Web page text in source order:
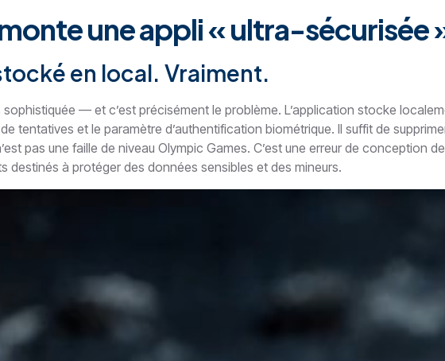
une appli « ultra-
en local. Vraiment.
sophistiquée — et c’est précisément le problème. L’application stocke
tentatives et le paramètre d’authentification biométrique. Il suffit de
pas une faille de niveau Olympic Games. C’est une erreur de conception
destinés à protéger des données sensibles et des mineurs.